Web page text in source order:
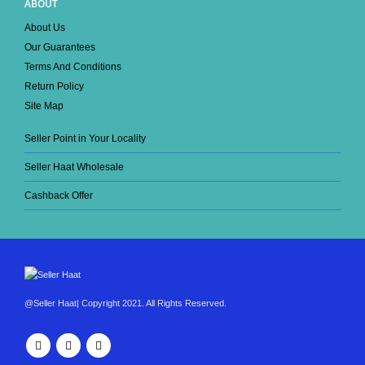
ABOUT
About Us
Our Guarantees
Terms And Conditions
Return Policy
Site Map
Seller Point in Your Locality
Seller Haat Wholesale
Cashback Offer
@Seller Haat| Copyright 2021. All Rights Reserved.